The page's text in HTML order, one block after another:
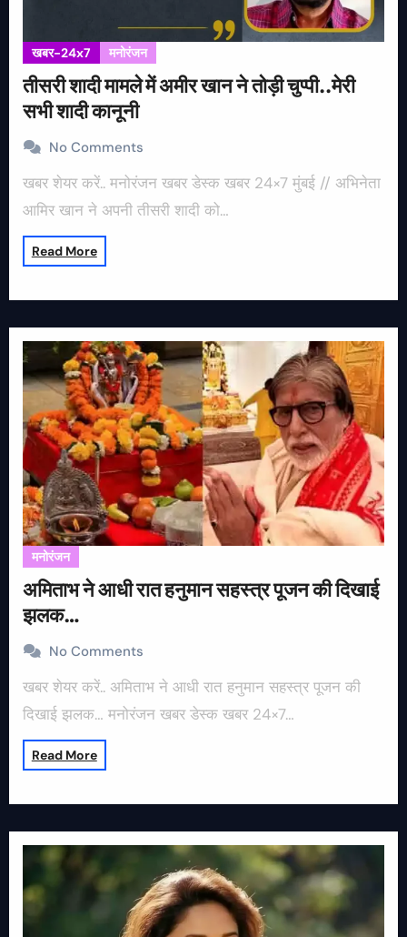
खबर-24x7 मनोरंजन
तीसरी शादी मामले में अमीर खान ने तोड़ी चुप्पी..मेरी
सभी शादी कानूनी
No Comments
खबर शेयर करें.. मनोरंजन खबर डेस्क खबर 24×7 मुंबई // अभिनेता
आमिर खान ने अपनी तीसरी शादी को…
Read More
मनोरंजन
अमिताभ ने आधी रात हनुमान सहस्त्र पूजन की दिखाई
झलक…
No Comments
खबर शेयर करें.. अमिताभ ने आधी रात हनुमान सहस्त्र पूजन की
दिखाई झलक… मनोरंजन खबर डेस्क खबर 24×7…
Read More